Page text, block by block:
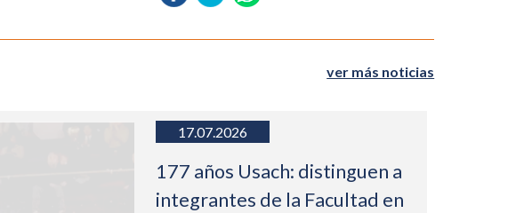
ver más noticias
17.07.2026
177 años Usach: distinguen a
integrantes de la Facultad en